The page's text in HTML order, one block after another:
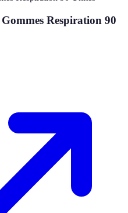
Respiration 90